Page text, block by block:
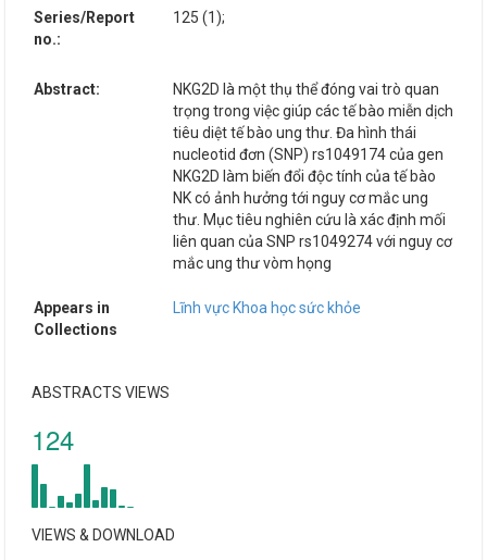
Series/Report
no.:
125 (1);
Abstract:
NKG2D là một thụ thể đóng vai trò quan
trọng trong việc giúp các tế bào miễn dịch
tiêu diệt tế bào ung thư. Đa hình thái
nucleotid đơn (SNP) rs1049174 của gen
NKG2D làm biến đổi độc tính của tế bào
NK có ảnh hưởng tới nguy cơ mắc ung
thư. Mục tiêu nghiên cứu là xác định mối
liên quan của SNP rs1049274 với nguy cơ
mắc ung thư vòm họng
Appears in
Collections
Lĩnh vực Khoa học sức khỏe
ABSTRACTS VIEWS
124
VIEWS & DOWNLOAD